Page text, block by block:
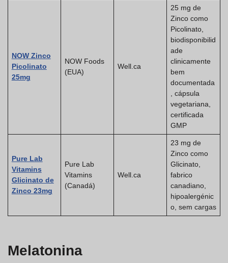
NOW Zinco
Picolinato
25mg
NOW Foods
(EUA)
Well.ca
25 mg de
Zinco como
Picolinato,
biodisponibilid
ade
clinicamente
bem
documentada
, cápsula
vegetariana,
certificada
GMP
Pure Lab
Vitamins
Glicinato de
Zinco 23mg
Pure Lab
Vitamins
(Canadá)
Well.ca
23 mg de
Zinco como
Glicinato,
fabrico
canadiano,
hipoalergénic
o, sem cargas
Melatonina